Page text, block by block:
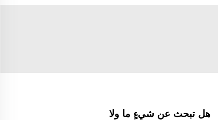
هل تبحث عن شيءٍ ما ولا